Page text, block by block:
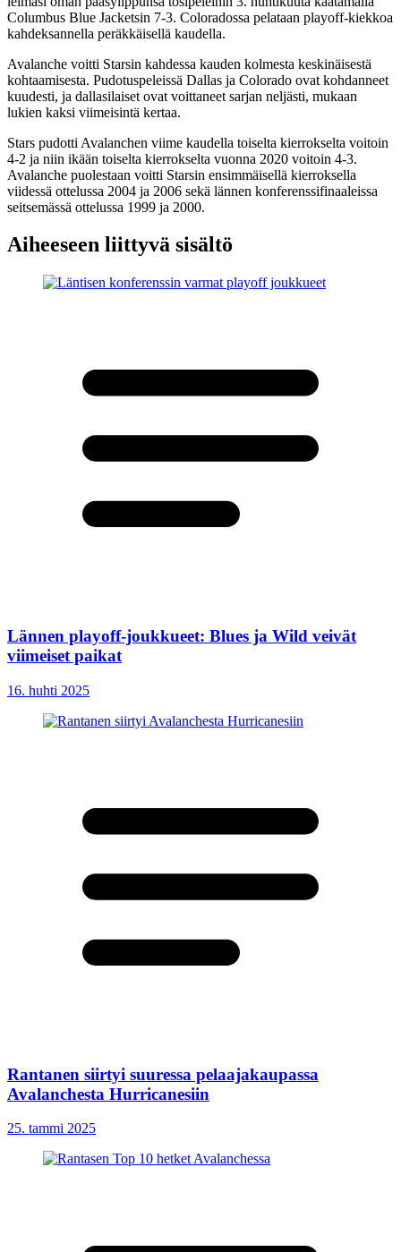
Columbus Blue Jacketsin 7-3. Coloradossa pelataan playoff-kiekkoa
kahdeksannella peräkkäisellä kaudella.
Avalanche voitti Starsin kahdessa kauden kolmesta keskinäisestä
kohtaamisesta. Pudotuspeleissä Dallas ja Colorado ovat kohdanneet
kuudesti, ja dallasilaiset ovat voittaneet sarjan neljästi, mukaan
lukien kaksi viimeisintä kertaa.
Stars pudotti Avalanchen viime kaudella toiselta kierrokselta voitoin
4-2 ja niin ikään toiselta kierrokselta vuonna 2020 voitoin 4-3.
Avalanche puolestaan voitti Starsin ensimmäisellä kierroksella
viidessä ottelussa 2004 ja 2006 sekä lännen konferenssifinaaleissa
seitsemässä ottelussa 1999 ja 2000.
Aiheeseen liittyvä sisältö
Lännen playoff-joukkueet: Blues ja Wild veivät
viimeiset paikat
16. huhti 2025
Rantanen siirtyi suuressa pelaajakaupassa
Avalanchesta Hurricanesiin
25. tammi 2025